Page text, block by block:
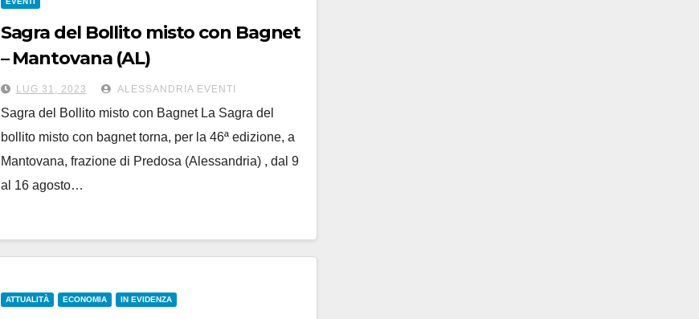
Sagra del Bollito misto con Bagnet
– Mantovana (AL)
LUG 31, 2023 ALESSANDRIA EVENTI
Sagra del Bollito misto con Bagnet La Sagra del
bollito misto con bagnet torna, per la 46ª edizione, a
Mantovana, frazione di Predosa (Alessandria) , dal 9
al 16 agosto…
ATTUALITÀ ECONOMIA IN EVIDENZA